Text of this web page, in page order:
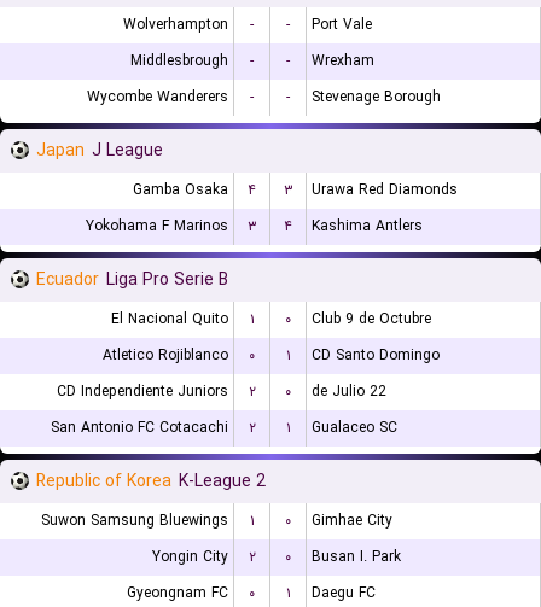
Wolverhampton - -
Port Vale
Middlesbrough
- -
Wrexham
Wycombe Wanderers
- - Stevenage Borough
Japan J League
Gamba Osaka ۴ ۳
Urawa Red Diamonds
Yokohama F Marinos
۳ ۴ Kashima Antlers
Ecuador Liga Pro Serie B
El Nacional Quito ۱ ۰
Club 9 de Octubre
Atletico Rojiblanco
۰ ۱
CD Santo Domingo
CD Independiente Juniors
۲ ۰
22 de Julio
San Antonio FC Cotacachi
۲ ۱ Gualaceo SC
Republic of Korea K-League 2
Suwon Samsung Bluewings ۱ ۰
Gimhae City
Yongin City
۲ ۰
Busan I. Park
Gyeongnam FC
۰ ۱
Daegu FC